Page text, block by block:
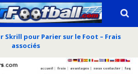
Skrill pour Parier sur le Foot – Frais
associés